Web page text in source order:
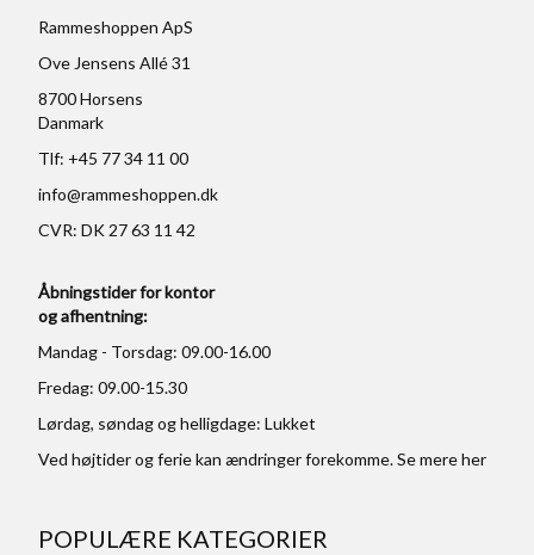
Rammeshoppen ApS
Ove Jensens Allé 31
8700 Horsens
Danmark
Tlf: +45 77 34 11 00
info@rammeshoppen.dk
CVR: DK 27 63 11 42
Åbningstider for kontor
og afhentning:
Mandag - Torsdag: 09.00-16.00
Fredag: 09.00-15.30
Lørdag, søndag og helligdage: Lukket
Ved højtider og ferie kan ændringer forekomme. Se mereher
POPULÆRE KATEGORIER